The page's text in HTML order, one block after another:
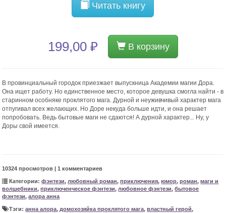
Читать книгу
199,00 ₽ В корзину
В провинциальный городок приезжает выпускница Академии магии Дора.
Она ищет работу. Но единственное место, которое девушка смогла найти - в
старинном особняке проклятого мага. Дурной и неуживчивый характер мага
отпугивал всех желающих. Но Доре некуда больше идти, и она решает
попробовать. Ведь бытовые маги не сдаются! А дурной характер... Ну, у
Доры свой имеется.
10324 просмотров | 1 комментариев
Категории:фэнтези,любовный роман,приключения,юмор,роман,маги и
волшебники,приключенческое фэнтези,любовное фэнтези,бытовое
фэнтези,алора анна
Тэги:анна алора,домохозяйка проклятого мага,властный герой,